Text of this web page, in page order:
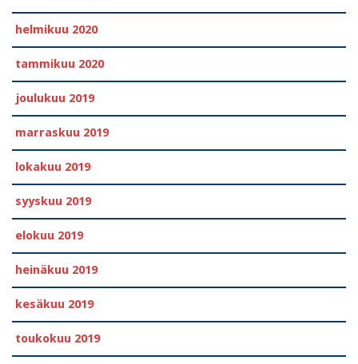
helmikuu 2020
tammikuu 2020
joulukuu 2019
marraskuu 2019
lokakuu 2019
syyskuu 2019
elokuu 2019
heinäkuu 2019
kesäkuu 2019
toukokuu 2019